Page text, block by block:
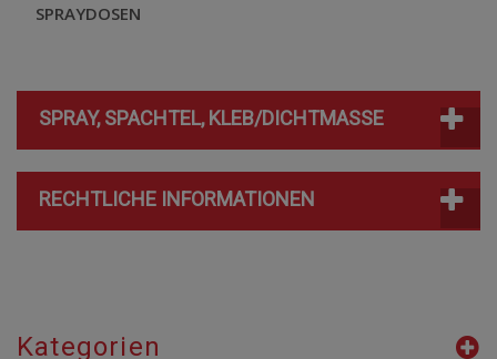
SPRAYDOSEN
SPRAY, SPACHTEL, KLEB/DICHTMASSE
RECHTLICHE INFORMATIONEN
Kategorien